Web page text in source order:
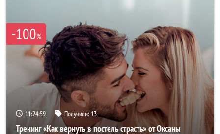
-100%
11:24:56 Получили: 13
Тренинг «Как вернуть в постель страсть» от Оксаны